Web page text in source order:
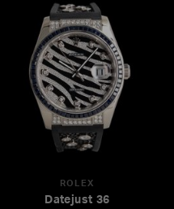
ROLEX
Datejust 36